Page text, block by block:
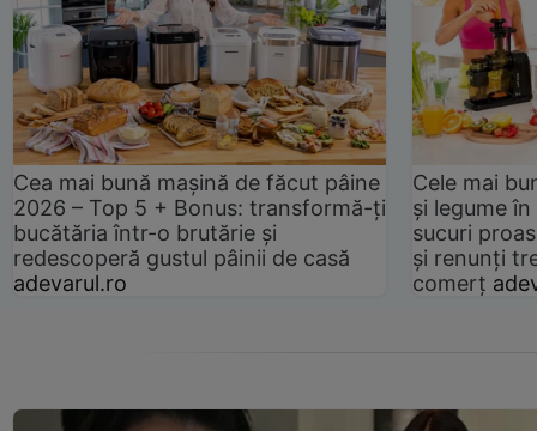
Cea mai bună mașină de făcut pâine
2026 – Top 5 + Bonus: transformă-ți
bucătăria într-o brutărie și
redescoperă gustul pâinii de casă
adevarul.ro
Cele mai
și legume
sucuri
și renunți
comerț